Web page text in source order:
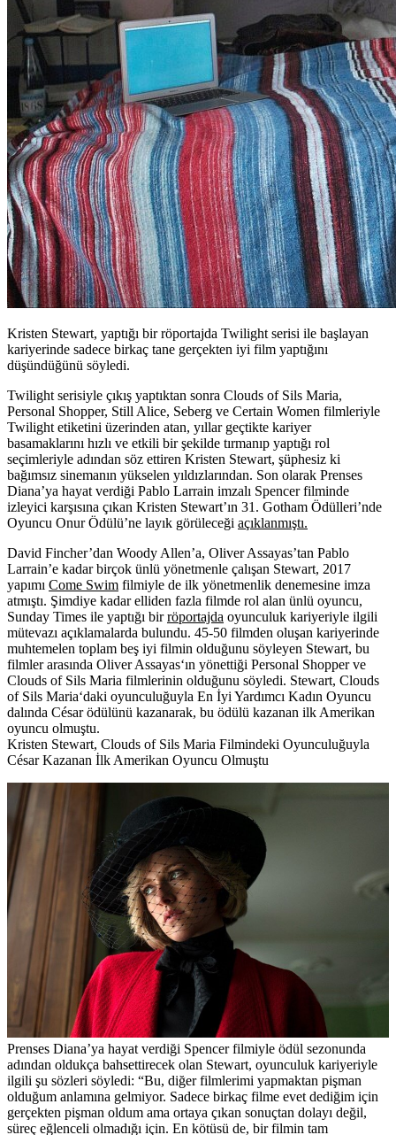
Kristen Stewart, yaptığı bir röportajda Twilight serisi ile başlayan
kariyerinde sadece birkaç tane gerçekten iyi film yaptığını
düşündüğünü söyledi.
Twilight serisiyle çıkış yaptıktan sonra Clouds of Sils Maria,
Personal Shopper, Still Alice, Seberg ve Certain Women filmleriyle
Twilight etiketini üzerinden atan, yıllar geçtikte kariyer
basamaklarını hızlı ve etkili bir şekilde tırmanıp yaptığı rol
seçimleriyle adından söz ettiren Kristen Stewart, şüphesiz ki
bağımsız sinemanın yükselen yıldızlarından. Son olarak Prenses
Diana’ya hayat verdiği Pablo Larrain imzalı Spencerfilminde
izleyici karşısına çıkan Kristen Stewart’ın 31. Gotham Ödülleri’nde
Oyuncu Onur Ödülü’ne layık görüleceği açıklanmıştı.
David Fincher’dan Woody Allen’a, Oliver Assayas’tan Pablo
Larrain’e kadar birçok ünlü yönetmenle çalışan Stewart, 2017
yapımı Come Swim filmiyle de ilk yönetmenlik denemesine imza
atmıştı. Şimdiye kadar elliden fazla filmde rol alan ünlü oyuncu,
Sunday Times ile yaptığı birröportajda oyunculuk kariyeriyle ilgili
mütevazı açıklamalarda bulundu. 45-50 filmden oluşan kariyerinde
muhtemelen toplam beş iyi filmin olduğunu söyleyen Stewart, bu
filmler arasında Oliver Assayas‘ın yönettiği Personal Shopperve
Clouds of Sils Maria filmlerinin olduğunu söyledi. Stewart, Clouds
of Sils Maria‘daki oyunculuğuyla En İyi Yardımcı Kadın Oyuncu
dalında César ödülünü kazanarak, bu ödülü kazanan ilk Amerikan
oyuncu olmuştu.
Kristen Stewart, Clouds of Sils Maria Filmindeki Oyunculuğuyla
César Kazanan İlk Amerikan Oyuncu Olmuştu
Prenses Diana’ya hayat verdiği Spencer filmiyle ödül sezonunda
adından oldukça bahsettirecek olan Stewart, oyunculuk kariyeriyle
ilgili şu sözleri söyledi: “Bu, diğer filmlerimi yapmaktan pişman
olduğum anlamına gelmiyor. Sadece birkaç filme evet dediğim için
gerçekten pişman oldum ama ortaya çıkan sonuçtan dolayı değil,
süreç eğlenceli olmadığı için. En kötüsü de, bir filmin tam